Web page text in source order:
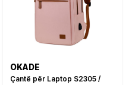
OKADE
Çantë për Laptop S2305 /